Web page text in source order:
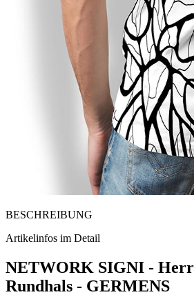
BESCHREIBUNG
Artikelinfos im Detail
NETWORK SIGNI -
Rundhals - GERMENS